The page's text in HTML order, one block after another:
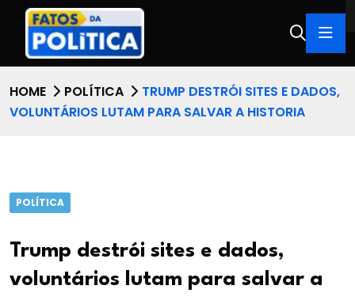
HOME POLÍTICA
TRUMP DESTRÓI SITES E DADOS,
VOLUNTÁRIOS LUTAM PARA SALVAR A HISTORIA
POLÍTICA
Trump destrói sites e dados,
voluntários lutam para salvar a